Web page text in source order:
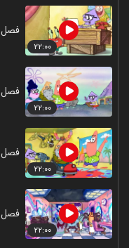
۲۲:۰۰
فصل ۱ - قسمت ۵ - دستیار کوچولوی اسکوییدینا
۲۲:۰۰
فصل ۱ - قسمت ۶ - تعطیلات بین پمپ بنزینی
۲۲:۰۰
فصل ۱ - قسمت ۷ - شکار خانه ستاره
۲۲:۰۰
فصل ۱ - قسمت ۸ - وحشت در ۲۰۰۰۰ لیک